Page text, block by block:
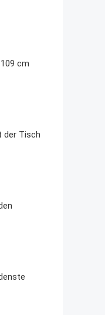
cm
der Tisch